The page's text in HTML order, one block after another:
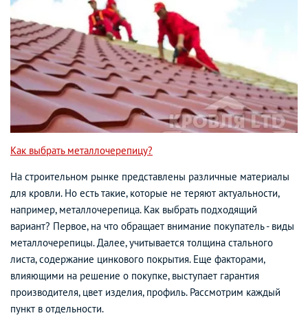
Как выбрать металлочерепицу?
На строительном рынке представлены различные материалы
для кровли. Но есть такие, которые не теряют актуальности,
например, металлочерепица. Как выбрать подходящий
вариант? Первое, на что обращает внимание покупатель - виды
металлочерепицы. Далее, учитывается толщина стального
листа, содержание цинкового покрытия. Еще факторами,
влияющими на решение о покупке, выступает гарантия
производителя, цвет изделия, профиль. Рассмотрим каждый
пункт в отдельности.